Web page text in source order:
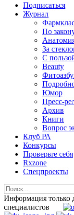
Подписаться
Журнал
По
За
С
Beauty
Юмор
Пресс-
Архив
Книги
Вопрос
Клуб РА
Конкурсы
Проверьте себя
Rxzone
Спецпроекты
Информация только
специалистов